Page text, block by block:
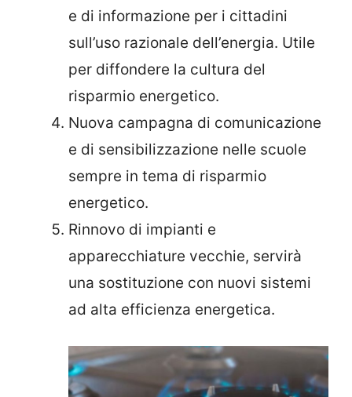
e di informazione per i cittadini
sull’uso razionale dell’energia. Utile
per diffondere la cultura del
risparmio energetico.
Nuova campagna di comunicazione
e di sensibilizzazione nelle scuole
sempre in tema di risparmio
energetico.
Rinnovo di impianti e
apparecchiature vecchie, servirà
una sostituzione con nuovi sistemi
ad alta efficienza energetica.